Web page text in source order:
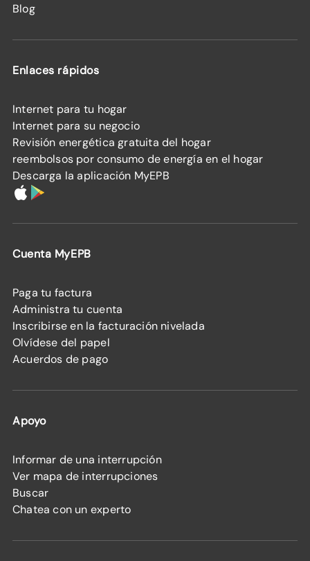
Blog
Enlaces rápidos
Internet para tu hogar
Internet para su negocio
Revisión energética gratuita del hogar
reembolsos por consumo de energía en el hogar
Descarga la aplicación MyEPB
Cuenta MyEPB
Paga tu factura
Administra tu cuenta
Inscribirse en la facturación nivelada
Olvídese del papel
Acuerdos de pago
Apoyo
Informar de una interrupción
Ver mapa de interrupciones
Buscar
Chatea con un experto